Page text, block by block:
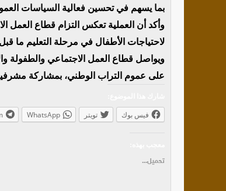
بما يسهم في تحسين فعالية السياسات
وأكد أن العملية تعكس التزام قطاع العمل
لاحتياجات الأطفال في مرحلة التعليم ما
ويواصل قطاع العمل الاجتماعي والطفولة
على عموم التراب الوطني، بمشاركة
فيس بوك تويتر WhatsApp
تحميل...